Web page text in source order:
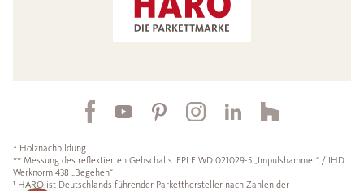
* Holznachbildung
** Messung des reflektierten Gehschalls: EPLF WD 021029-5 „Impulshammer“ / IHD
Werknorm 438 „Begehen“
¹ HARO ist Deutschlands führender Parketthersteller nach Zahlen der